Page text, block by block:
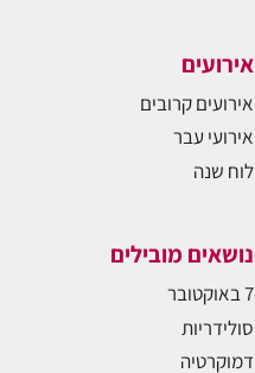
אירועים
אירועים קרובים
אירועי עבר
לוח שנה
נושאים מובילים
7 באוקטובר
סולידריות
דמוקרטיה